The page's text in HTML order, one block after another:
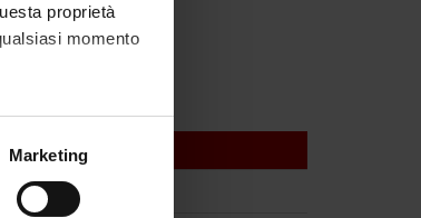
proprietà
momento
Marketing